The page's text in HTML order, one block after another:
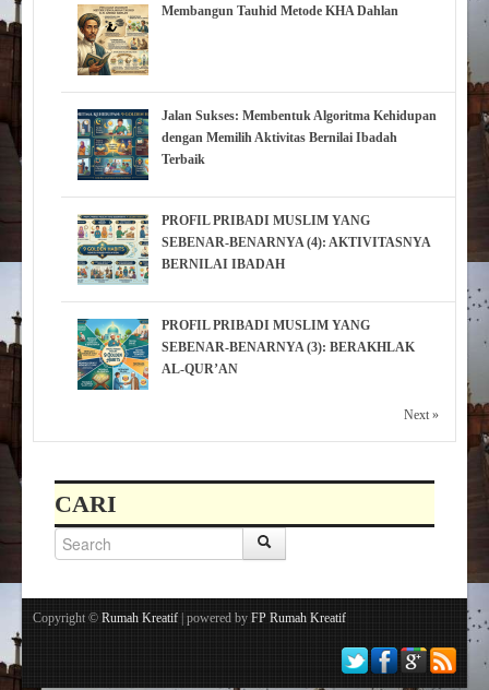
Membangun Tauhid Metode KHA Dahlan
Jalan Sukses: Membentuk Algoritma Kehidupan
dengan Memilih Aktivitas Bernilai Ibadah
Terbaik
PROFIL PRIBADI MUSLIM YANG
SEBENAR-BENARNYA (4): AKTIVITASNYA
BERNILAI IBADAH
PROFIL PRIBADI MUSLIM YANG
SEBENAR-BENARNYA (3): BERAKHLAK
AL-QUR’AN
Next »
CARI
Copyright © Rumah Kreatif | powered by FP Rumah Kreatif